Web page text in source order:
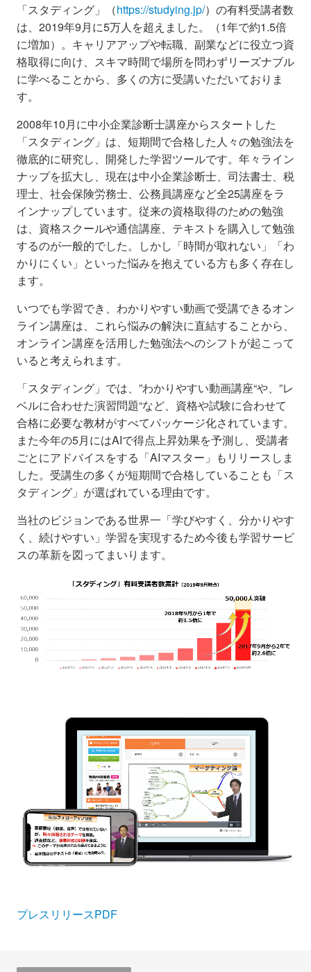
「スタディング」（https://studying.jp/）の有料受講者数
は、2019年9月に5万人を超えました。（1年で約1.5倍
に増加）。キャリアアップや転職、副業などに役立つ資
格取得に向け、スキマ時間で場所を問わずリーズナブル
に学べることから、多くの方に受講いただいておりま
す。
2008年10月に中小企業診断士講座からスタートした
「スタディング」は、短期間で合格した人々の勉強法を
徹底的に研究し、開発した学習ツールです。年々ライン
ナップを拡大し、現在は中小企業診断士、司法書士、税
理士、社会保険労務士、公務員講座など全25講座をラ
インナップしています。従来の資格取得のための勉強
は、資格スクールや通信講座、テキストを購入して勉強
するのが一般的でした。しかし「時間が取れない」「わ
かりにくい」といった悩みを抱えている方も多く存在し
ます。
いつでも学習でき、わかりやすい動画で受講できるオン
ライン講座は、これら悩みの解決に直結することから、
オンライン講座を活用した勉強法へのシフトが起こって
いると考えられます。
「スタディング」では、”わかりやすい動画講座“や、”レ
ベルに合わせた演習問題“など、資格や試験に合わせて
合格に必要な教材がすべてパッケージ化されています。
また今年の5月にはAIで得点上昇効果を予測し、受講者
ごとにアドバイスをする「AIマスター」もリリースしま
した。受講生の多くが短期間で合格していることも「ス
タディング」が選ばれている理由です。
当社のビジョンである世界一「学びやすく、分かりやす
く、続けやすい」学習を実現するため今後も学習サービ
スの革新を図ってまいります。
プレスリリースPDF